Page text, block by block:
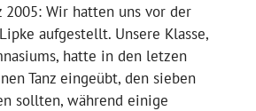
2005: Wir hatten uns vor der
aufgestellt. Unsere Klasse,
hatte in den letzen
Tanz eingeübt, den sieben
sollten, während einige